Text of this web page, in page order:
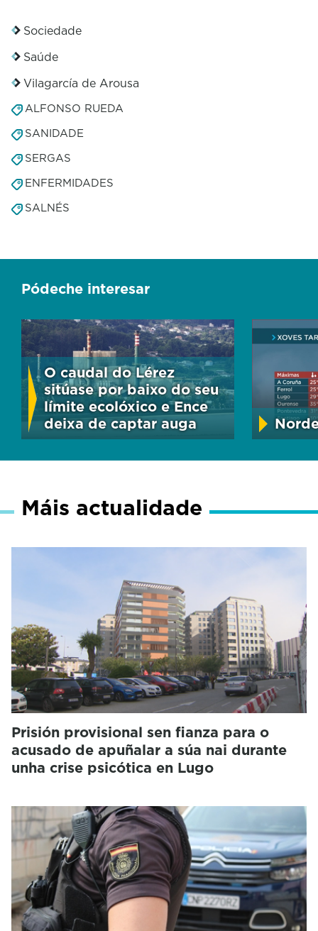
Sociedade
Saúde
Vilagarcía de Arousa
ALFONSO RUEDA
SANIDADE
SERGAS
ENFERMIDADES
SALNÉS
Pódeche interesar
O caudal do Lérez
sitúase por baixo do seu
límite ecolóxico e Ence
deixa de captar auga
Máis actualidade
Prisión provisional sen fianza para o
acusado de apuñalar a súa nai durante
unha crise psicótica en Lugo